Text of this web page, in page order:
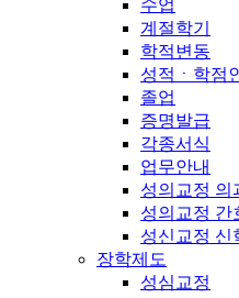
수업
계절학기
학적변동
성적ㆍ학점
졸업
증명발급
각종서식
업무안내
성의교정 의
성의교정 간
성신교정 신
장학제도
성심교정